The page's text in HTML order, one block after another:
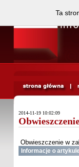
2014-11-19 10:02:09
Obwieszczenie w
Informacje o artykule
Ta